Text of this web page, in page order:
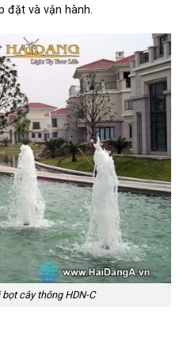
đặt và vận hành.
cây thông HDN-C